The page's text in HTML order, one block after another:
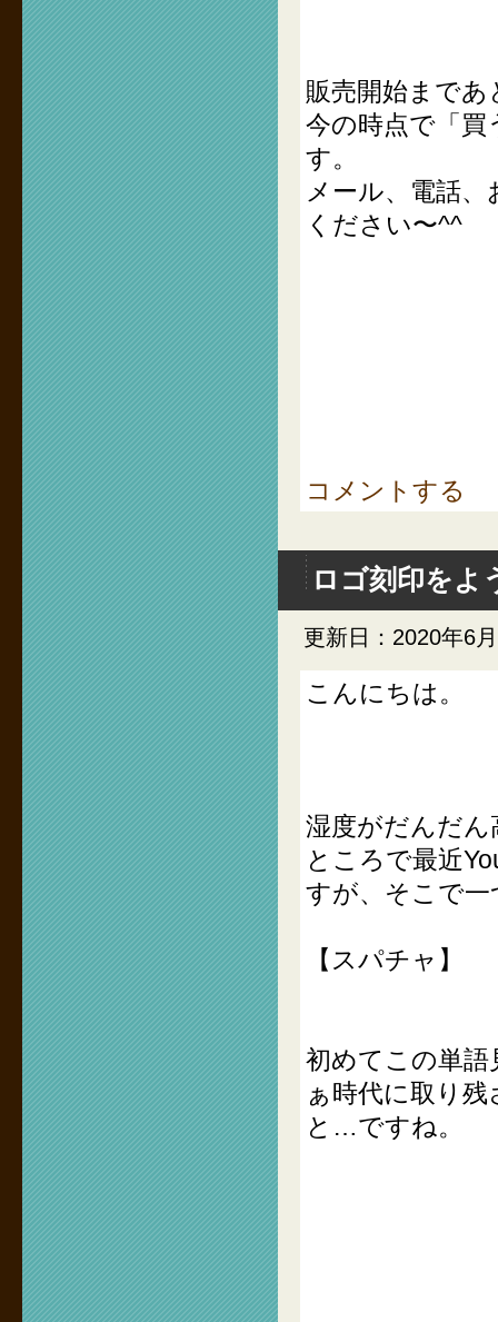
販売開始まで
今の時点で「
す。
メール、電話
ください〜^^
コメントする
ロゴ刻印をよ
更新日：2020年6
こんにちは。
湿度がだんだ
ところで最近
すが、そこで
【スパチャ】
初めてこの単
ぁ時代に取り
と…ですね。